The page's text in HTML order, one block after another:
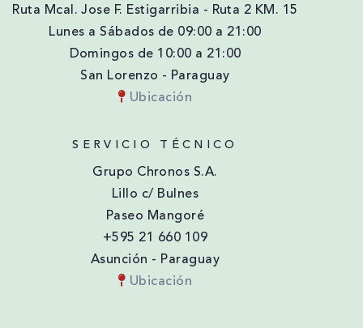
Ruta Mcal. Jose F. Estigarribia - Ruta 2 KM. 15
Lunes a Sábados de 09:00 a 21:00
Domingos de 10:00 a 21:00
San Lorenzo - Paraguay
Ubicación
SERVICIO TÉCNICO
Grupo Chronos S.A.
Lillo c/ Bulnes
Paseo Mangoré
+595 21 660 109
Asunción - Paraguay
Ubicación